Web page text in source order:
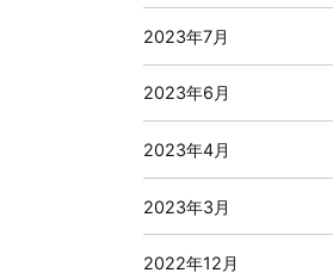
2023年7月
2023年6月
2023年4月
2023年3月
2022年12月